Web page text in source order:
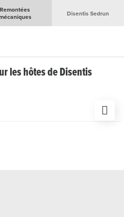
Remontées
Disentis Sedrun
les hôtes de Disentis